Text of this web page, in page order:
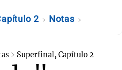
2 Notas
Superfinal, Capítulo 2